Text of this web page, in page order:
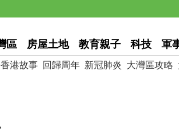
區 房屋土地 教育親子 科技 軍
港故事 回歸周年 新冠肺炎 大灣區攻略